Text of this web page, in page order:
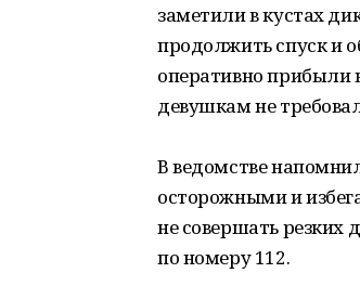
заметили в кустах
продолжить спуск и
оперативно прибыли
девушкам не
В ведомстве
осторожными и
не совершать резких
по номеру 112.